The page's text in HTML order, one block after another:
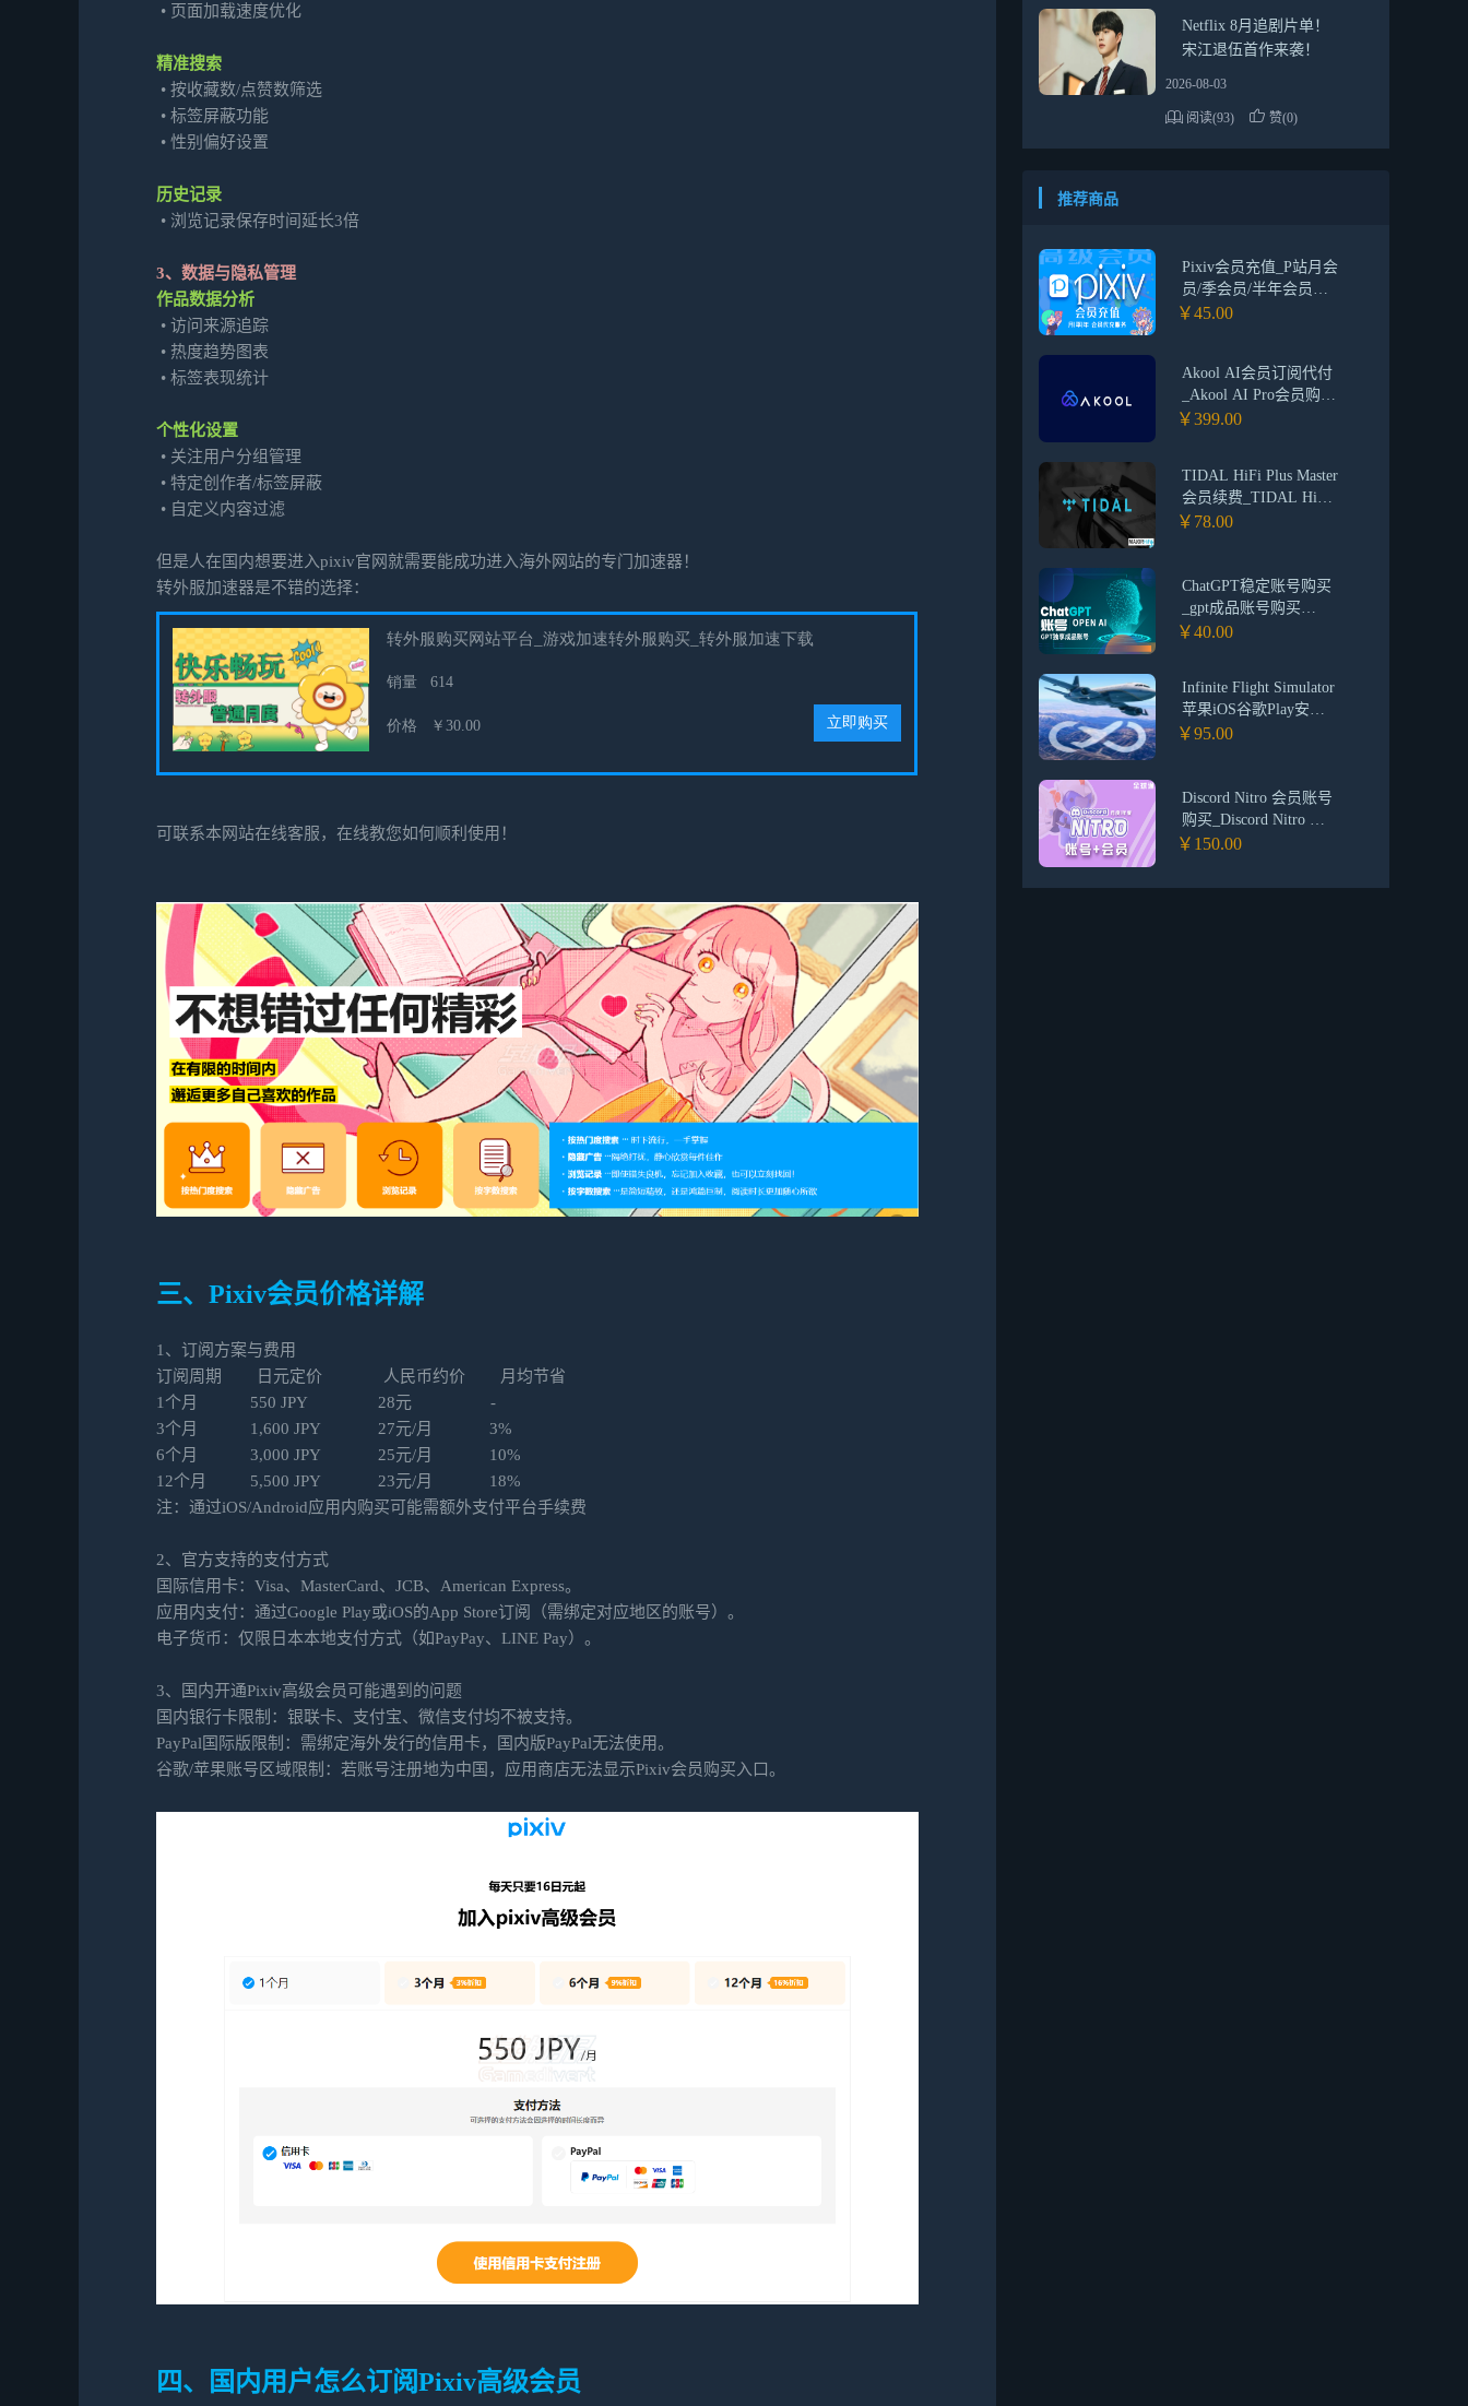
• 页面加载速度优化
精准搜索
•按收藏数/点赞数筛选
•标签屏蔽功能
•性别偏好设置
历史记录
• 浏览记录保存时间延长3倍
3、数据与隐私管理
作品数据分析
•访问来源追踪
• 热度趋势图表
•标签表现统计
个性化设置
• 关注用户分组管理
•特定创作者/标签屏蔽
• 自定义内容过滤
但是人在国内想要进入pixiv官网就需要能成功进入海外网站的专门加速器！
转外服加速器是不错的选择：
可联系本网站在线客服，在线教您如何顺利使用！
三、Pixiv会员价格详解
1、订阅方案与费用
订阅周期 日元定价 人民币约价 月均节省
1个月 550 JPY 28元 -
3个月 1,600 JPY 27元/月 3%
6个月 3,000 JPY 25元/月 10%
12个月 5,500 JPY 23元/月 18%
注：通过iOS/Android应用内购买可能需额外支付平台手续费
2、官方支持的支付方式
国际信用卡：Visa、MasterCard、JCB、American Express。
应用内支付：通过Google Play或iOS的App Store订阅（需绑定对应地区的账号）。
电子货币：仅限日本本地支付方式（如PayPay、LINE Pay）。
3、国内开通Pixiv高级会员可能遇到的问题
国内银行卡限制：银联卡、支付宝、微信支付均不被支持。
PayPal国际版限制：需绑定海外发行的信用卡，国内版PayPal无法使用。
谷歌/苹果账号区域限制：若账号注册地为中国，应用商店无法显示Pixiv会员购买入口。
四、国内用户怎么订阅Pixiv高级会员
Netflix 8月追剧片单！
宋江退伍首作来袭！
2026-08-03
阅读(93) 赞(0)
推荐商品
Pixiv会员充值_P站月会
员/季会员/半年会员
_Pixiv高级会员代充
￥45.00
Akool AI会员订阅代付
_Akool AI Pro会员购买
_Akool AI独享会员订
￥399.00
TIDAL HiFi Plus Master
会员续费_TIDAL HiFi
Plus Master会员订阅 无
取服务
￥78.00
ChatGPT稳定账号购买
_gpt成品账号购买
_OpenAi ChatGPT独享
￥40.00
Infinite Flight Simulator
苹果iOS谷歌Play安卓
正版
￥95.00
Discord Nitro 会员账号
购买_Discord Nitro 会
员账号/年度会员代购
购买平台
￥150.00